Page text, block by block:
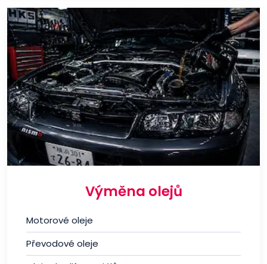
Výměna olejů
Motorové oleje
Převodové oleje